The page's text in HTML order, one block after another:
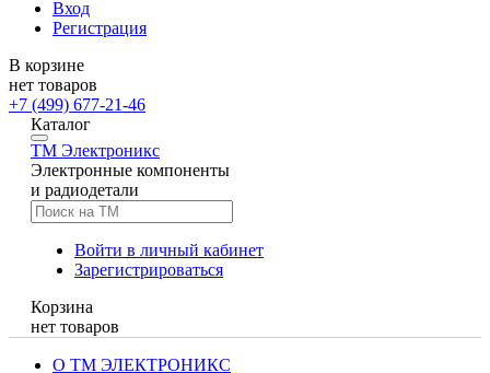
Вход
Регистрация
В корзине
нет товаров
+7 (499) 677-21-46
Каталог
TM Электроникс
Электронные компоненты
и радиодетали
Войти в личный кабинет
Зарегистрироваться
Корзина
нет товаров
О ТМ ЭЛЕКТРОНИКС